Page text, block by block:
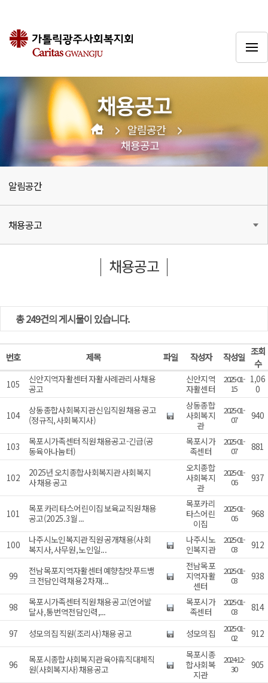
채용공고
알림공간
채용공고
알림공간
채용공고
채용공고
총 249건의 게시물이 있습니다.
번호 제목 파일 작성자 작성일 조회
수
105
신안지역자활센터 자활사례관리사 채용
공고
신안지역
자활센터
2025-01-
15
1,06
0
104
상동종합사회복지관 신입직원 채용 공고
(정규직, 사회복지사)
상동종합
사회복지
관
2025-01-
07
940
103
목포시가족센터 직원 채용공고-긴급(공
동육아나눔터)
목포시가
족센터
2025-01-
07
881
102
2025년 오치종합사회복지관 사회복지
사 채용 공고
오치종합
사회복지
관
2025-01-
06
937
101
목포 카리타스어린이집 보육교직원 채용
공고(2025.3월 ...
목포카리
타스어린
이집
2025-01-
06
968
100
나주시노인복지관 직원 공개채용(사회
복지사, 사무원, 노인일...
나주시노
인복지관
2025-01-
03
912
99
전남목포지역자활센터 예향참맛푸드뱅
크 전담인력 채용 2차 재...
전남목포
지역자활
센터
2025-01-
03
938
98
목포시가족센터 직원 채용 공고(언어발
달사, 통번역전담인력,...
목포시가
족센터
2025-01-
03
814
97 성모의집 직원(조리사) 채용 공고 성모의집
2025-01-
02
912
96
목포시종합사회복지관 육아휴직대체직
원(사회복지사) 채용공고
목포시종
합사회복
지관
2024-12-
30
905